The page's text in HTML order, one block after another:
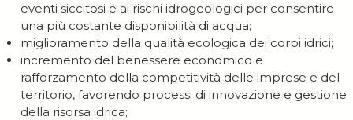
eventi siccitosi e ai rischi idrogeologici per consentire
una più costante disponibilità di acqua;
miglioramento della qualità ecologica dei corpi idrici;
incremento del benessere economico e
rafforzamento della competitività delle imprese e del
territorio, favorendo processi di innovazione e gestione
della risorsa idrica;